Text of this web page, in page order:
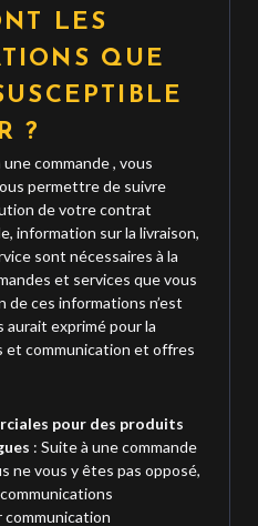
LES
QUE
?
une commande , vous
permettre de suivre
de votre contrat
information sur la livraison,
sont nécessaires à la
et services que vous
de ces informations n’est
aurait exprimé pour la
communication et offres
pour des produits
: Suite à une commande
ne vous y êtes pas opposé,
communication